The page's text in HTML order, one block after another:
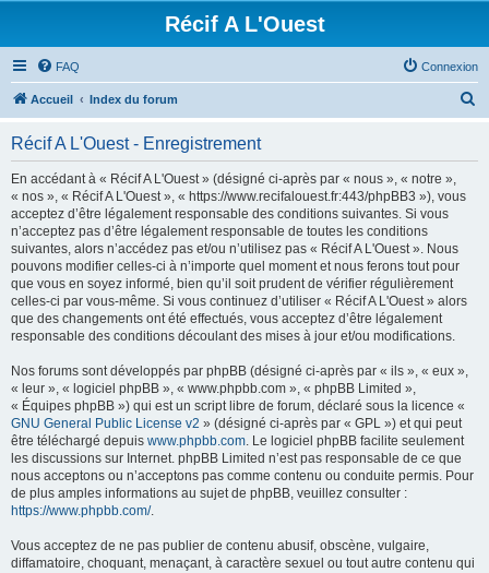
Récif A L'Ouest
FAQ Connexion
Accueil Index du forum
Récif A L'Ouest - Enregistrement
En accédant à « Récif A L'Ouest » (désigné ci-après par « nous », « notre »,
« nos », « Récif A L'Ouest », « https://www.recifalouest.fr:443/phpBB3 »), vous
acceptez d’être légalement responsable des conditions suivantes. Si vous
n’acceptez pas d’être légalement responsable de toutes les conditions
suivantes, alors n’accédez pas et/ou n’utilisez pas « Récif A L'Ouest ». Nous
pouvons modifier celles-ci à n’importe quel moment et nous ferons tout pour
que vous en soyez informé, bien qu’il soit prudent de vérifier régulièrement
celles-ci par vous-même. Si vous continuez d’utiliser « Récif A L'Ouest » alors
que des changements ont été effectués, vous acceptez d’être légalement
responsable des conditions découlant des mises à jour et/ou modifications.
Nos forums sont développés par phpBB (désigné ci-après par « ils », « eux »,
« leur », « logiciel phpBB », « www.phpbb.com », « phpBB Limited »,
« Équipes phpBB ») qui est un script libre de forum, déclaré sous la licence «
GNU General Public License v2 » (désigné ci-après par « GPL ») et qui peut
être téléchargé depuis www.phpbb.com. Le logiciel phpBB facilite seulement
les discussions sur Internet. phpBB Limited n’est pas responsable de ce que
nous acceptons ou n’acceptons pas comme contenu ou conduite permis. Pour
de plus amples informations au sujet de phpBB, veuillez consulter :
https://www.phpbb.com/.
Vous acceptez de ne pas publier de contenu abusif, obscène, vulgaire,
diffamatoire, choquant, menaçant, à caractère sexuel ou tout autre contenu qui